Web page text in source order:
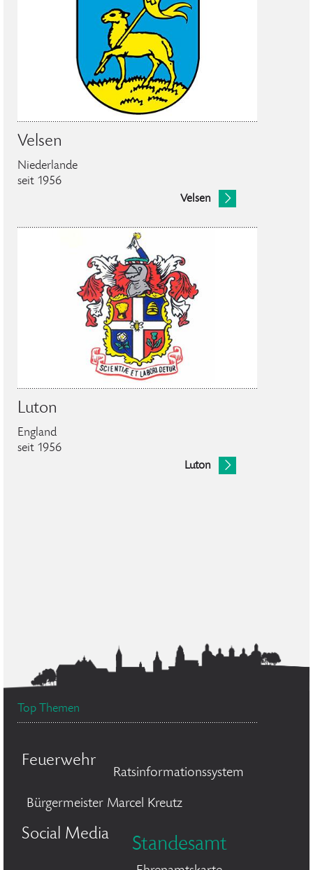
Velsen
Niederlande
seit 1956
Velsen
Luton
England
seit 1956
Luton
Top Themen
Feuerwehr
Ratsinformationssystem
Bürgermeister Marcel Kreutz
Social Media
Standesamt